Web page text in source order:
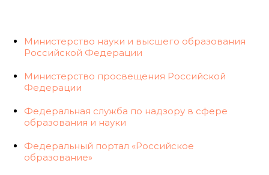
Министерство науки и высшего образования
Российской Федерации
Министерство просвещения Российской
Федерации
Федеральная служба по надзору в сфере
образования и науки
Федеральный портал «Российское
образование»